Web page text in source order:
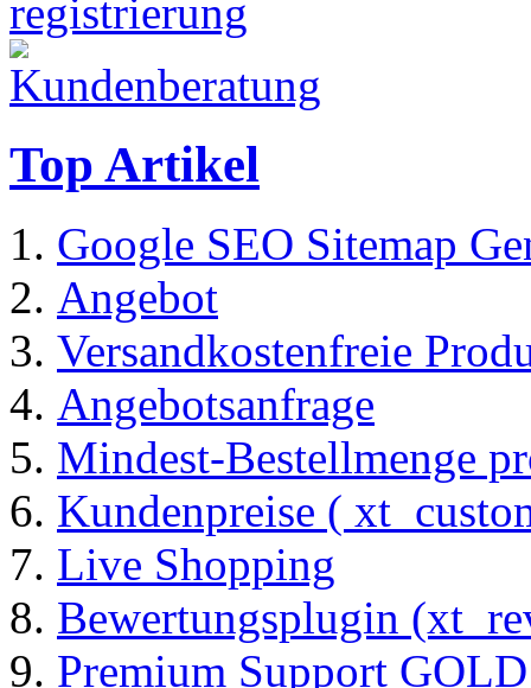
Top Artikel
Google SEO Sitemap
Angebot
Versandkostenfreie
Angebotsanfrage
Mindest-Bestellmenge
Kundenpreise (
Live Shopping
Bewertungsplugin
Premium Support